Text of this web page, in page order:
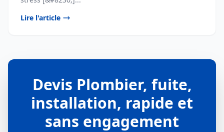
Lire l'article
Devis Plombier, fuite,
installation, rapide et
sans engagement